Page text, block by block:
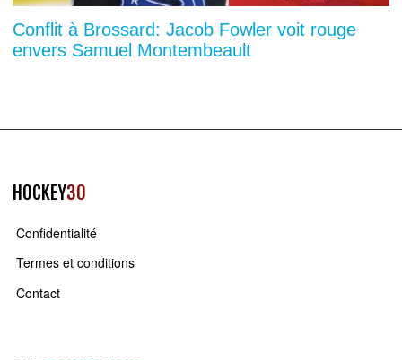
Conflit à Brossard: Jacob Fowler voit rouge
envers Samuel Montembeault
HOCKEY30
Confidentialité
Termes et conditions
Contact